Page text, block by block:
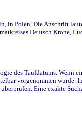
Polen. Die Anschrift
Deutsch Krone,
des Taufdatums.
vorgenommen
Eine exakte